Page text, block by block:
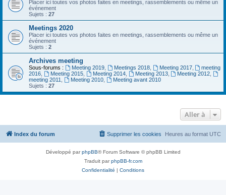
Placer ici toutes vos photos faites en meetings, rassemblements ou même un
événement
Sujets : 27
Meetings 2020
Placer ici toutes vos photos faites en meetings, rassemblements ou même un
événement
Sujets : 2
Archives meeting
Sous-forums : Meeting 2019, Meetings 2018, Meeting 2017,
meeting
2016
Meeting 2015, Meeting 2014, Meeting 2013, Meeting 2012
meeting 2011
Meeting 2010,
Meeting avant 2010
Sujets : 27
Aller à
Index du forum Heures au format UTC
Supprimer les cookies
Développé parphpBB® Forum Software © phpBB Limited
Traduit parphpBB-fr.com
Confidentialité | Conditions